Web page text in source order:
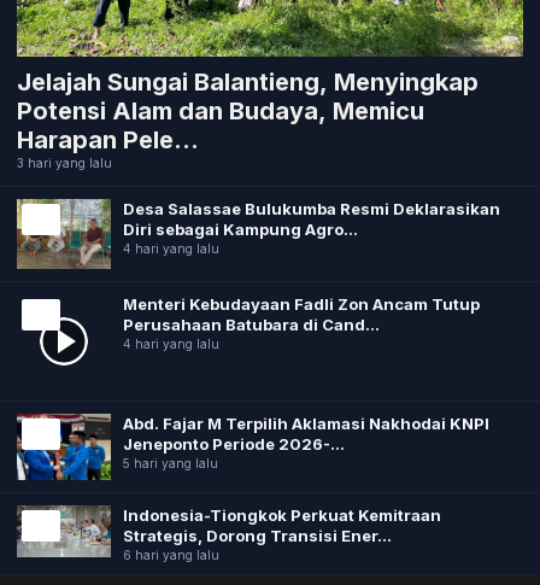
Religi
Travel
Environmental
Jelajah Sungai Balantieng, Menyingkap
Potensi Alam dan Budaya, Memicu
Harapan Pele...
3 hari yang lalu
Desa Salassae Bulukumba Resmi Deklarasikan
Diri sebagai Kampung Agro...
4 hari yang lalu
Menteri Kebudayaan Fadli Zon Ancam Tutup
Perusahaan Batubara di Cand...
4 hari yang lalu
Abd. Fajar M Terpilih Aklamasi Nakhodai KNPI
Jeneponto Periode 2026-...
5 hari yang lalu
Indonesia-Tiongkok Perkuat Kemitraan
Strategis, Dorong Transisi Ener...
6 hari yang lalu